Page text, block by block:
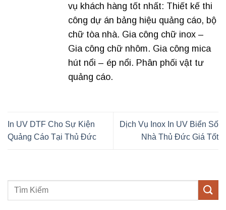
vụ khách hàng tốt nhất: Thiết kế thi
công dự án bảng hiệu quảng cáo, bộ
chữ tòa nhà. Gia công chữ inox –
Gia công chữ nhôm. Gia công mica
hút nổi – ép nổi. Phân phối vật tư
quảng cáo.
In UV DTF Cho Sự Kiện
Quảng Cáo Tại Thủ Đức
Dịch Vụ Inox In UV Biển Số
Nhà Thủ Đức Giá Tốt